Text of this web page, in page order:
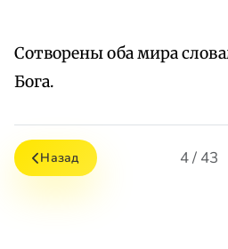
Сотворены оба мира
Бога.
Назад 4 / 43